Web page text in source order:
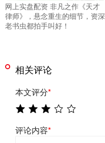
网上实盘配资 非凡之作《天才
律师》，悬念重生的细节，资深
老书虫都拍手叫好！
相关评论
本文评分*
评论内容*